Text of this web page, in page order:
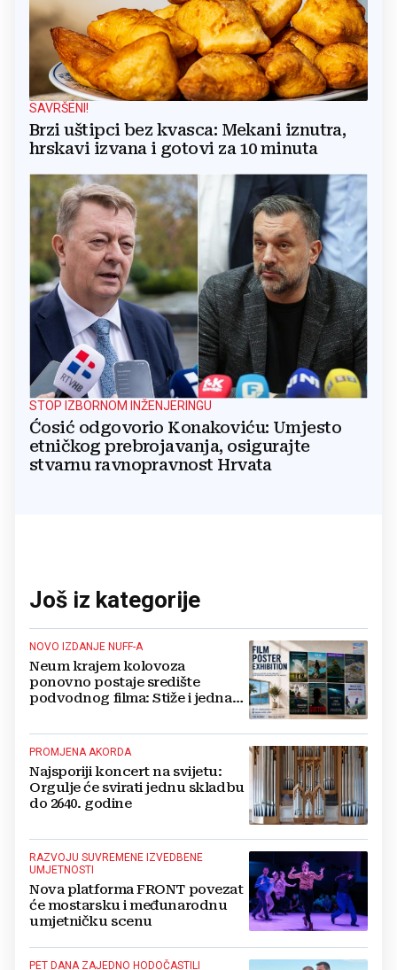
SAVRŠENI!
Brzi uštipci bez kvasca: Mekani iznutra,
hrskavi izvana i gotovi za 10 minuta
STOP IZBORNOM INŽENJERINGU
Ćosić odgovorio Konakoviću: Umjesto
etničkog prebrojavanja, osigurajte
stvarnu ravnopravnost Hrvata
Još iz kategorije
NOVO IZDANJE NUFF-A
Neum krajem kolovoza
ponovno postaje središte
podvodnog filma: Stiže i jedna
PROMJENA AKORDA
Najsporiji koncert na svijetu:
Orgulje će svirati jednu skladbu
do 2640. godine
RAZVOJU SUVREMENE IZVEDBENE
UMJETNOSTI
Nova platforma FRONT povezat
će mostarsku i međunarodnu
umjetničku scenu
PET DANA ZAJEDNO HODOČASTILI